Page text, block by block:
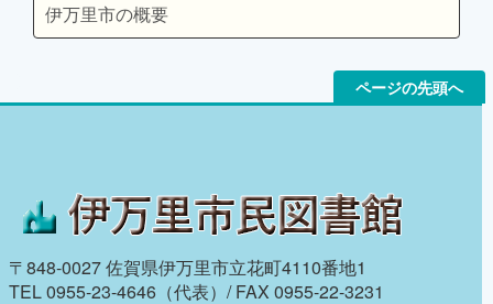
伊万里市の概要
ページの先頭へ
〒848-0027 佐賀県伊万里市立花町4110番地1
TEL 0955-23-4646（代表）/ FAX 0955-22-3231